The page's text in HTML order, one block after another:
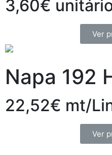
3,60€
Ver
Napa 192
22,52€ mt/
Ver